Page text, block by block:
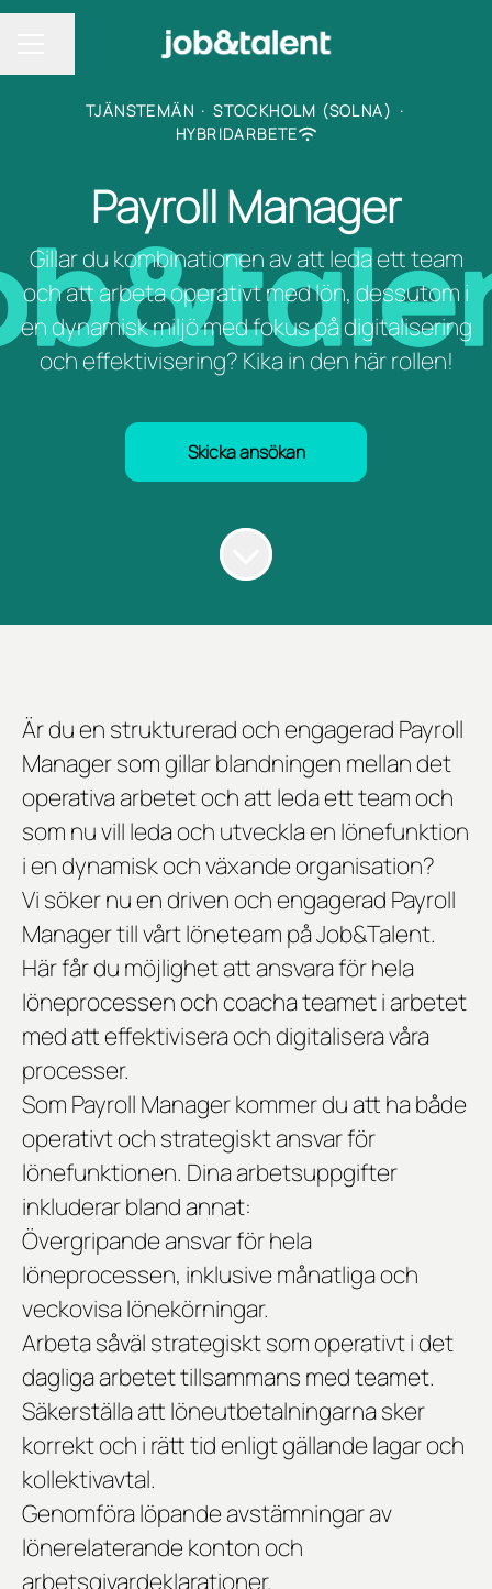
TJÄNSTEMÄN · STOCKHOLM (SOLNA) ·
HYBRIDARBETE
Payroll Manager
Gillar du kombinationen av att leda ett team
och att arbeta operativt med lön, dessutom i
en dynamisk miljö med fokus på digitalisering
och effektivisering? Kika in den här rollen!
Skicka ansökan
Är du en strukturerad och engagerad Payroll
Manager som gillar blandningen mellan det
operativa arbetet och att leda ett team och
som nu vill leda och utveckla en lönefunktion
i en dynamisk och växande organisation?
Vi söker nu en driven och engagerad Payroll
Manager till vårt löneteam på Job&Talent.
Här får du möjlighet att ansvara för hela
löneprocessen och coacha teamet i arbetet
med att effektivisera och digitalisera våra
processer.
Som Payroll Manager kommer du att ha både
operativt och strategiskt ansvar för
lönefunktionen. Dina arbetsuppgifter
inkluderar bland annat:
Övergripande ansvar för hela
löneprocessen, inklusive månatliga och
veckovisa lönekörningar.
Arbeta såväl strategiskt som operativt i det
dagliga arbetet tillsammans med teamet.
Säkerställa att löneutbetalningarna sker
korrekt och i rätt tid enligt gällande lagar och
kollektivavtal.
Genomföra löpande avstämningar av
lönerelaterande konton och
arbetsgivardeklarationer.